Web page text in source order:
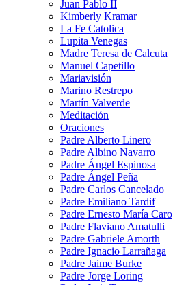
Juan Pablo II
Kimberly Kramar
La Fe Catolica
Lupita Venegas
Madre Teresa de Calcuta
Manuel Capetillo
Mariavisión
Marino Restrepo
Martín Valverde
Meditación
Oraciones
Padre Alberto Linero
Padre Albino Navarro
Padre Ángel Espinosa
Padre Ángel Peña
Padre Carlos Cancelado
Padre Emiliano Tardif
Padre Ernesto María Caro
Padre Flaviano Amatulli
Padre Gabriele Amorth
Padre Ignacio Larrañaga
Padre Jaime Burke
Padre Jorge Loring